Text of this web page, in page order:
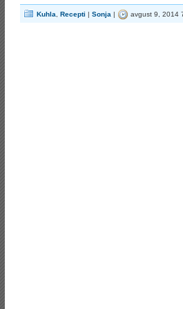
Kuhla Recepti | Sonja | avgust 9, 2014